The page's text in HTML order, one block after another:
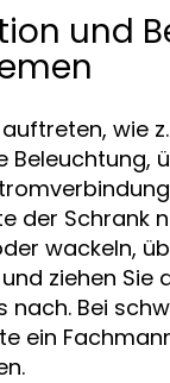
und
wie
Beleuchtung,
der Schrank
wackeln,
ziehen Sie
nach. Bei
ein